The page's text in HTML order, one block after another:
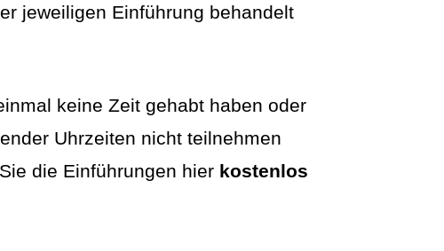
jeweiligen Einführung behandelt
keine Zeit gehabt haben oder
Uhrzeiten nicht teilnehmen
die Einführungen hier kostenlos